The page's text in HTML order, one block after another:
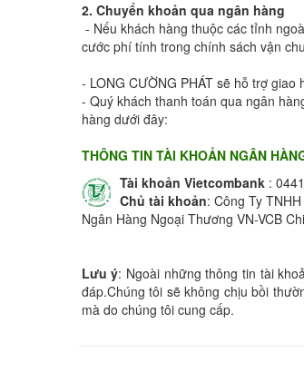
2. Chuyển khoản qua ngân hàng
- Nếu khách hàng thuộc các tỉnh
cước phí tính trong chính sách vận
- LONG CƯỜNG PHÁTsẽ hỗ trợ giao
- Quý khách thanh toán qua ngân
hàng dưới đây:
THÔNG TIN TÀI KHOẢN NGÂN
Tài khoản Vietcombank:
Chủ tài khoản: Công Ty
Ngân Hàng Ngoại Thương VN-VCB
Lưu ý: Ngoài những thông tin tài
đáp.Chúng tôi sẽ không chịu bồi
mà do chúng tôi cung cấp.